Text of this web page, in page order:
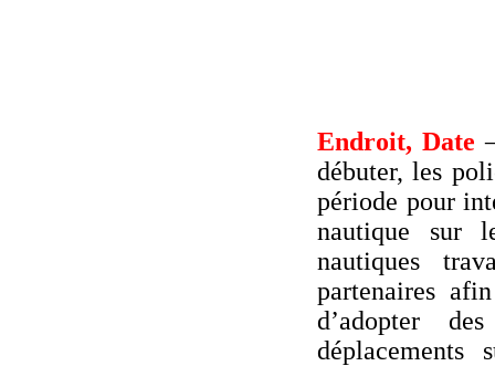
Endroit, Date
débuter, les
période pour
nautique sur
nautiques
partenaires
d’adopter